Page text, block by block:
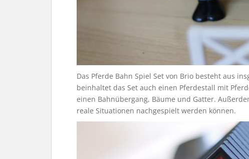
Das Pferde Bahn Spiel Set von Brio besteht aus
beinhaltet das Set auch einen Pferdestall mit
einen Bahnübergang, Bäume und Gatter.
reale Situationen nachgespielt werden können.